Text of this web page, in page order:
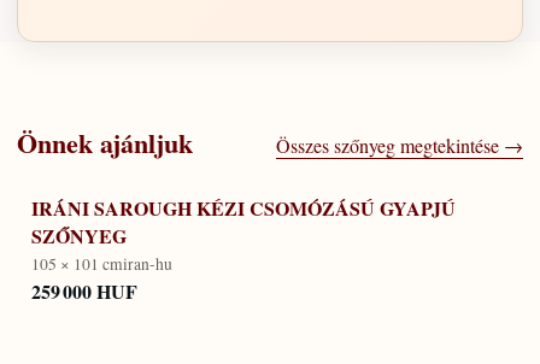
Önnek ajánljuk Összes szőnyeg megtekintése →
IRÁNI SAROUGH KÉZI CSOMÓZÁSÚ GYAPJÚ
SZŐNYEG
105 × 101 cmiran-hu
259 000 HUF